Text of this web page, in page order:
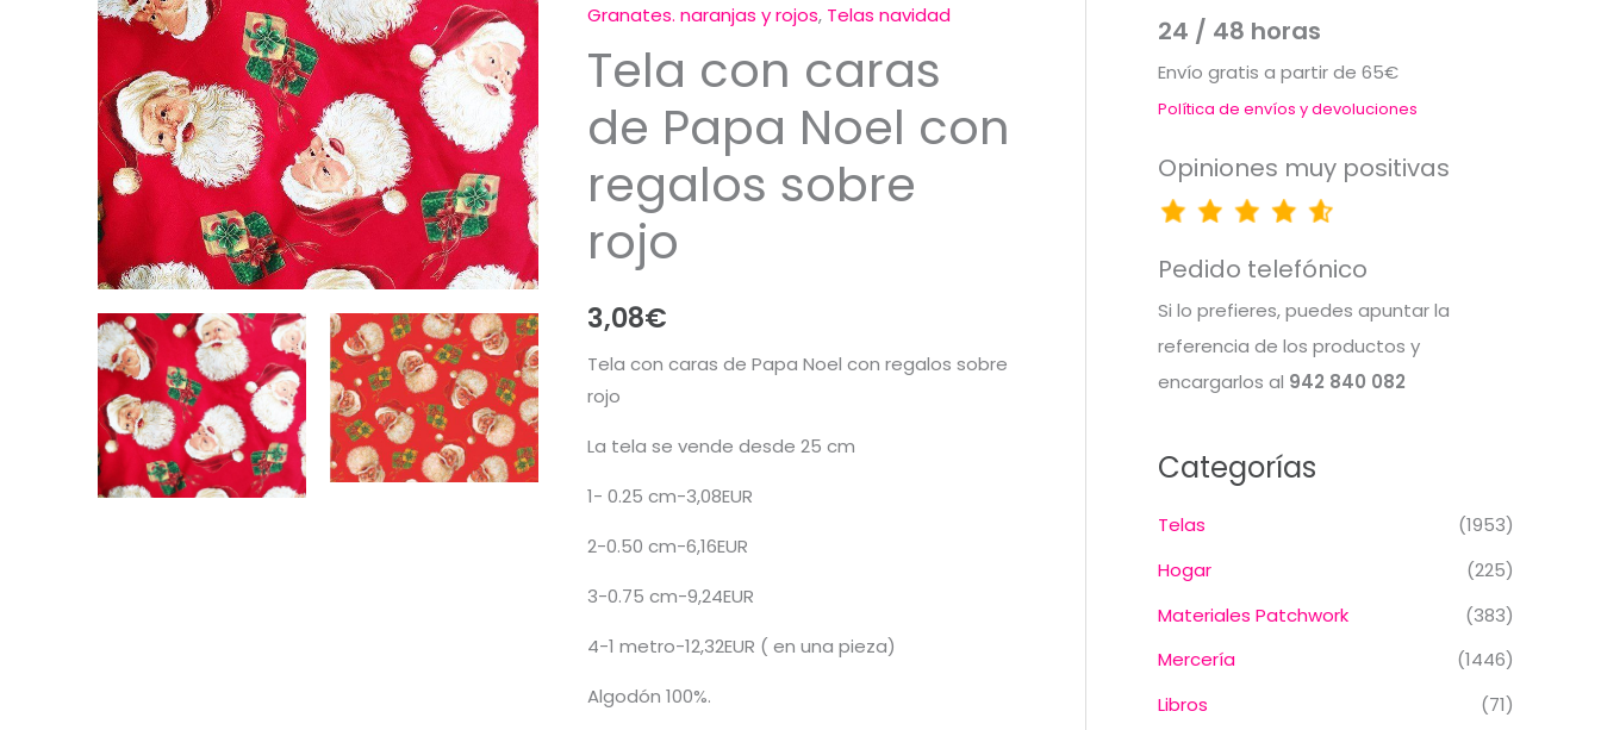
Granates. naranjas y rojos, Telas navidad
Tela con caras
de Papa Noel con
regalos sobre
rojo
3,08€
Tela con caras de Papa Noel con regalos sobre
rojo
La tela se vende desde 25 cm
1- 0.25 cm-3,08EUR
2-0.50 cm-6,16EUR
3-0.75 cm-9,24EUR
4-1 metro-12,32EUR ( en una pieza)
Algodón 100%.
24 / 48 horas
Envío gratis a partir de 65€
Política de envíos y devoluciones
Opiniones muy positivas
Pedido telefónico
Si lo prefieres, puedes apuntar la
referencia de los productos y
encargarlos al 942 840 082
Categorías
Telas
(1953)
Hogar
(225)
Materiales Patchwork
(383)
Mercería
(1446)
Libros
(71)